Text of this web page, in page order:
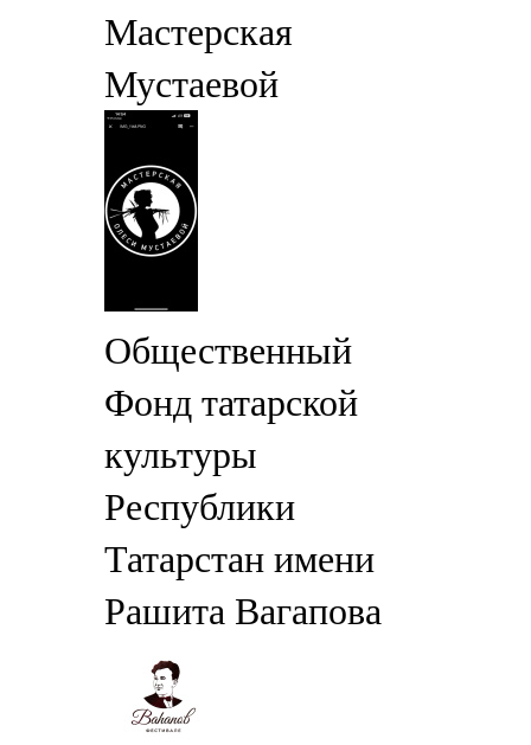
Мастерская
Мустаевой
Общественный
Фонд татарской
культуры
Республики
Татарстан имени
Рашита Вагапова